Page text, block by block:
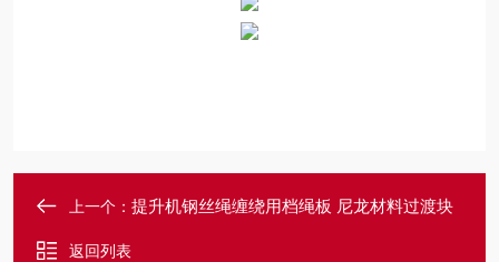
上一个： 提升机钢丝绳缠绕用档绳板 尼龙材料过渡块
返回列表